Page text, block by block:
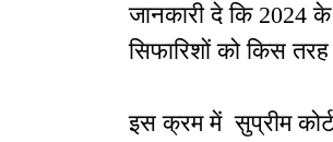
जानकारी दे कि 2024
सिफारिशों को किस तरह
इस क्रम में सुप्रीम